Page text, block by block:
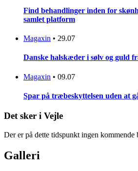
Find behandlinger inden for
samlet platform
Magaxin • 29.07
Danske halskæder i sølv og guld
Magaxin • 09.07
Spar på træbeskyttelsen uden at
Det sker i Vejle
Der er på dette tidspunkt ingen kommende
Galleri